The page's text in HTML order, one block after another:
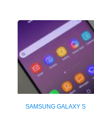
SAMSUNG GALAXY S